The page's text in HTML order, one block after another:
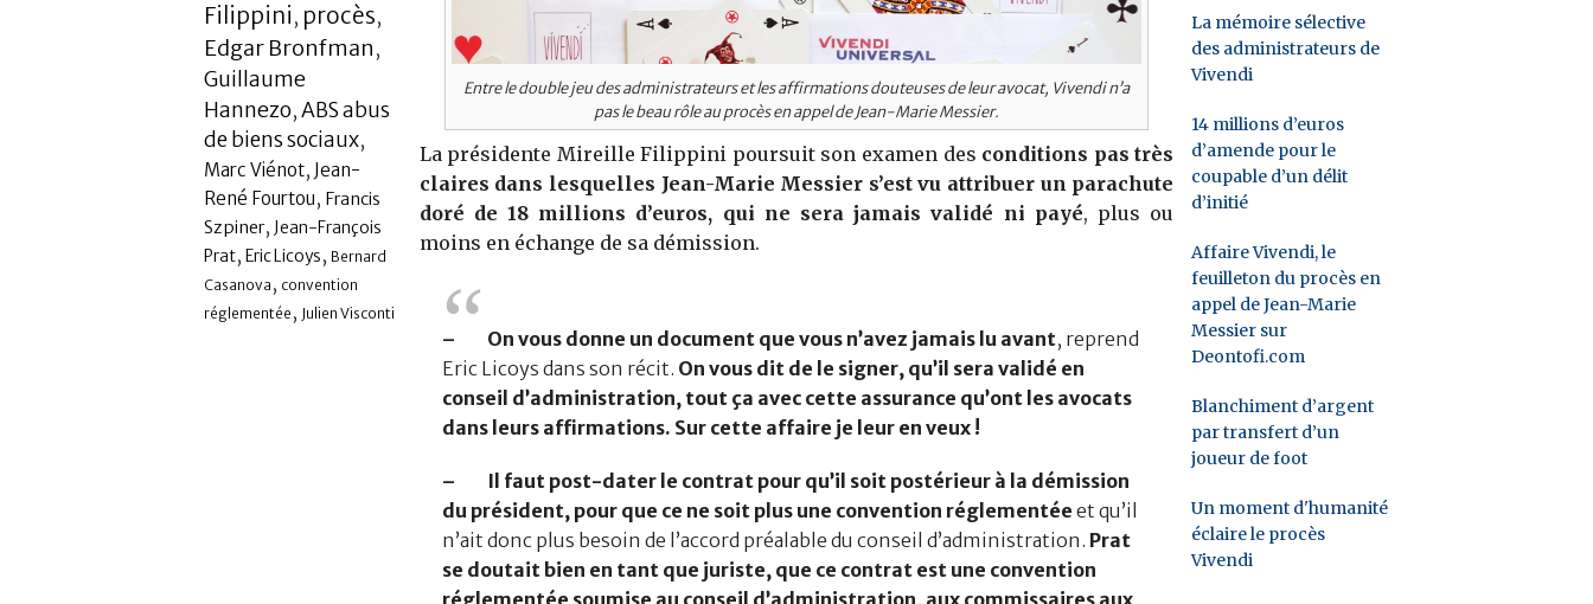
Filippini , procès,
Edgar Bronfman ,
Guillaume
Hannezo, ABS abus
de biens sociaux,
Marc Viénot, Jean-
René Fourtou, Francis
Szpiner, Jean-François
Prat, Eric Licoys, Bernard
Casanova , convention
réglementée , Julien Visconti
Entre le double jeu des administrateurs et les affirmations douteuses de leur avocat, Vivendi n’a
pas le beau rôle au procès en appel de Jean-Marie Messier.
La présidente Mireille Filippini poursuit son examen des conditions pas très
claires dans lesquelles Jean-Marie Messier s’est vu attribuer un parachute
doré de 18 millions d’euros, qui ne sera jamais validé ni payé, plus ou
moins en échange de sa démission.
– On vous donne un document que vous n’avez jamais lu avant, reprend
Eric Licoys dans son récit. On vous dit de le signer, qu’il sera validé en
conseil d’administration, tout ça avec cette assurance qu’ont les avocats
dans leurs affirmations. Sur cette affaire je leur en veux !
– Il faut post-dater le contrat pour qu’il soit postérieur à la démission
du président, pour que ce ne soit plus une convention réglementée et qu’il
n’ait donc plus besoin de l’accord préalable du conseil d’administration. Prat
se doutait bien en tant que juriste, que ce contrat est une convention
La mémoire sélective
des administrateurs de
Vivendi
14 millions d’euros
d’amende pour le
coupable d’un délit
d’initié
Affaire Vivendi, le
feuilleton du procès en
appel de Jean-Marie
Messier sur
Deontofi.com
Blanchiment d’argent
par transfert d’un
joueur de foot
Un moment d'humanité
éclaire le procès
Vivendi